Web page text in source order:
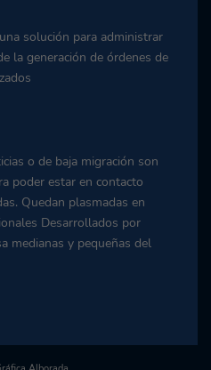
solución para administrar
la generación de órdenes de
o de baja migración son
poder estar en contacto
Quedan plasmadas en
Desarrollados por
medianas y pequeñas del